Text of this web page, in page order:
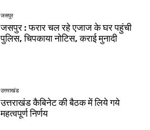
जसपुर
जसपुर : फरार चल रहे एजाज के घर पहुंची
पुलिस, चिपकाया नोटिस, कराई मुनादी
उत्तराखंड
उत्तराखंड कैबिनेट की बैठक में लिये गये
महत्वपूर्ण निर्णय